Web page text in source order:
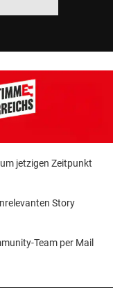
jetzigen Zeitpunkt
Story
Team per Mail